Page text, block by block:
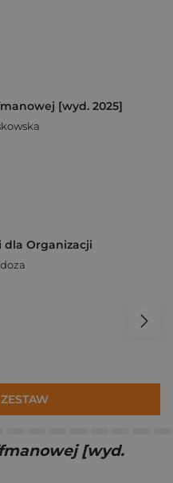
[wyd. 2025]
dla Organizacji
[wyd.